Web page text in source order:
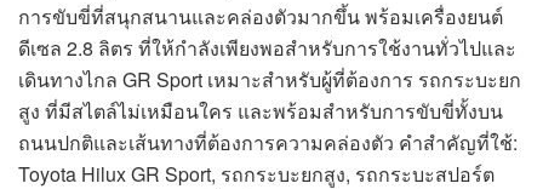
การขับขี่ที่สนุกสนานและคล่องตัวมากขึ้น พร้อมเครื่องยนต์
ดีเซล 2.8 ลิตร ที่ให้กำลังเพียงพอสำหรับการใช้งานทั่วไปและ
เดินทางไกล GR Sport เหมาะสำหรับผู้ที่ต้องการ รถกระบะยก
สูง ที่มีสไตล์ไม่เหมือนใคร และพร้อมสำหรับการขับขี่ทั้งบน
ถนนปกติและเส้นทางที่ต้องการความคล่องตัว คำสำคัญที่ใช้:
Toyota Hilux GR Sport, รถกระบะยกสูง, รถกระบะสปอร์ต